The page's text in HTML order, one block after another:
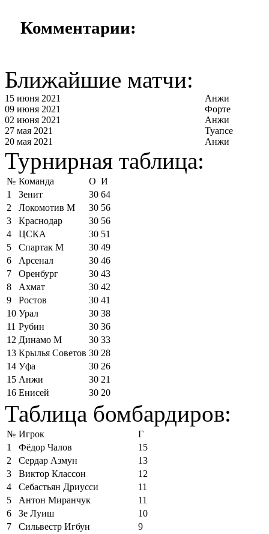
Комментарии:
Ближайшие матчи:
15 июня 2021
Анжи
09 июня 2021
Форте
02 июня 2021
Анжи
27 мая 2021
Туапсе
20 мая 2021
Анжи
Турнирная таблица:
№ Команда О И
1
Зенит 30 64
2
Локомотив М 30 56
3
Краснодар 30 56
4
ЦСКА 30 51
5
Спартак М 30 49
6
Арсенал 30 46
7
Оренбург 30 43
8
Ахмат 30 42
9
Ростов 30 41
10 Урал 30 38
11 Рубин 30 36
12 Динамо М 30 33
13 Крылья Советов 30 28
14 Уфа 30 26
15 Анжи 30 21
16 Енисей 30 20
Таблица бомбардиров:
№ Игрок
Г
1
Фёдор Чалов
15
2
Сердар Азмун
13
3
Виктор Классон
12
4
Себастьян Дриусси
11
5
Антон Миранчук
11
6
Зе Луиш
10
7
Сильвестр Игбун
9